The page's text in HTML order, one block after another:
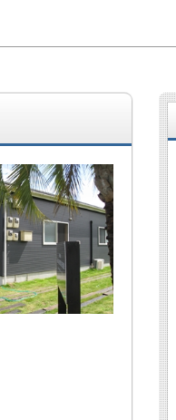
を促すリフォー
特区民泊、Amaz